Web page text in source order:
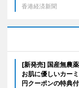
香港経済新聞
[新発売] 国産無農
お肌に優しいカー
円クーポンの特典付